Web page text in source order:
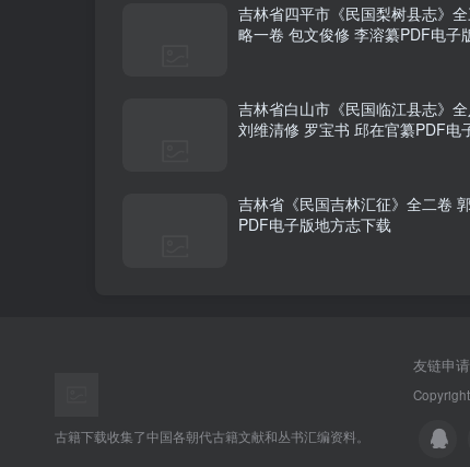
吉林省四平市《民国梨树县志》
略一卷 包文俊修 李溶纂PDF电子
吉林省白山市《民国临江县志》
刘维清修 罗宝书 邱在官纂PDF电
吉林省《民国吉林汇征》全二卷
PDF电子版地方志下载
古籍下载收集了中国各朝代古籍文献和丛书汇编资料。
友链申请